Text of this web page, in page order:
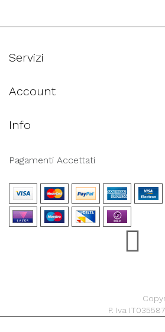
Servizi
Account
Info
Pagamenti Accettati
P. Iva